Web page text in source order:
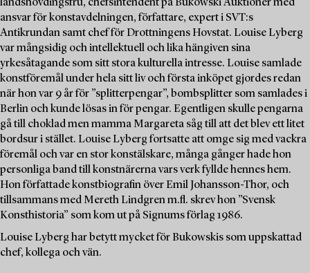
landshövdingsfru, chefsintendent på Bukowski Auktioner med
ansvar för konstavdelningen, författare, expert i SVT:s
Antikrundan samt chef för Drottningens Hovstat. Louise Lyberg
var mångsidig och intellektuell och lika hängiven sina
yrkesåtagande som sitt stora kulturella intresse. Louise samlade
konstföremål under hela sitt liv och första inköpet gjordes redan
när hon var 9 år för ”splitterpengar”, bombsplitter som samlades i
Berlin och kunde lösas in för pengar. Egentligen skulle pengarna
gå till choklad men mamma Margareta såg till att det blev ett litet
bordsur i stället. Louise Lyberg fortsatte att omge sig med vackra
föremål och var en stor konstälskare, många gånger hade hon
personliga band till konstnärerna vars verk fyllde hennes hem.
Hon författade konstbiografin över Emil Johansson-Thor, och
tillsammans med Mereth Lindgren m.fl. skrev hon ”Svensk
Konsthistoria” som kom ut på Signums förlag 1986.
Louise Lyberg har betytt mycket för Bukowskis som uppskattad
chef, kollega och vän.